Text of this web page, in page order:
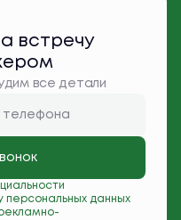
встречу
все детали
персональных данных